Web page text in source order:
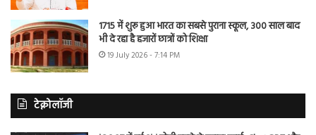
1715 में शुरू हुआ भारत का सबसे पुराना स्कूल, 300 साल बाद
भी दे रहा है हजारों छात्रों को शिक्षा
19 July 2026 - 7:14 PM
टेक्नोलॉजी